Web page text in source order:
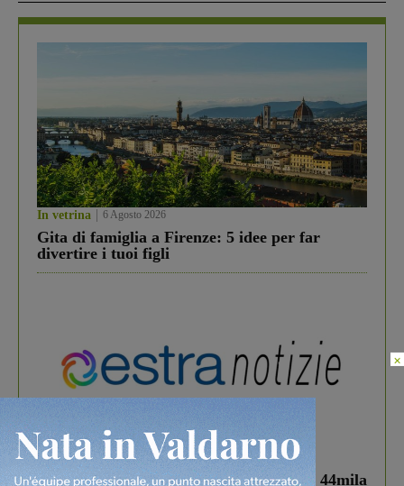
In vetrina 6 Agosto 2026
Gita di famiglia a Firenze: 5 idee per far
divertire i tuoi figli
In vetrina 3 Agosto 2026
Estra Notizie agosto: Smart Cities, oltre 44mila
×